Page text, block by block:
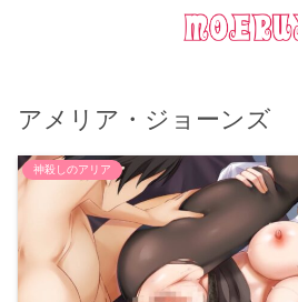
アメリア・ジョーンズ
神殺しのアリア